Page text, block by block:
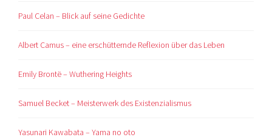
Paul Celan – Blick auf seine Gedichte
Albert Camus – eine erschütternde Reflexion über das Leben
Emily Brontë – Wuthering Heights
Samuel Becket – Meisterwerk des Existenzialismus
Yasunari Kawabata – Yama no oto